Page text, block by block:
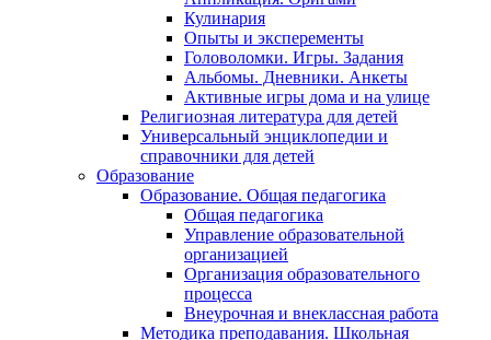
Кулинария
Опыты и эксперементы
Головоломки. Игры. Задания
Альбомы. Дневники. Анкеты
Активные игры дома и на улице
Религиозная литература для детей
Универсальный энциклопедии и
справочники для детей
Образование
Образование. Общая педагогика
Общая педагогика
Управление образовательной
организацией
Организация образовательного
процесса
Внеурочная и внеклассная работа
Методика преподавания. Школьная